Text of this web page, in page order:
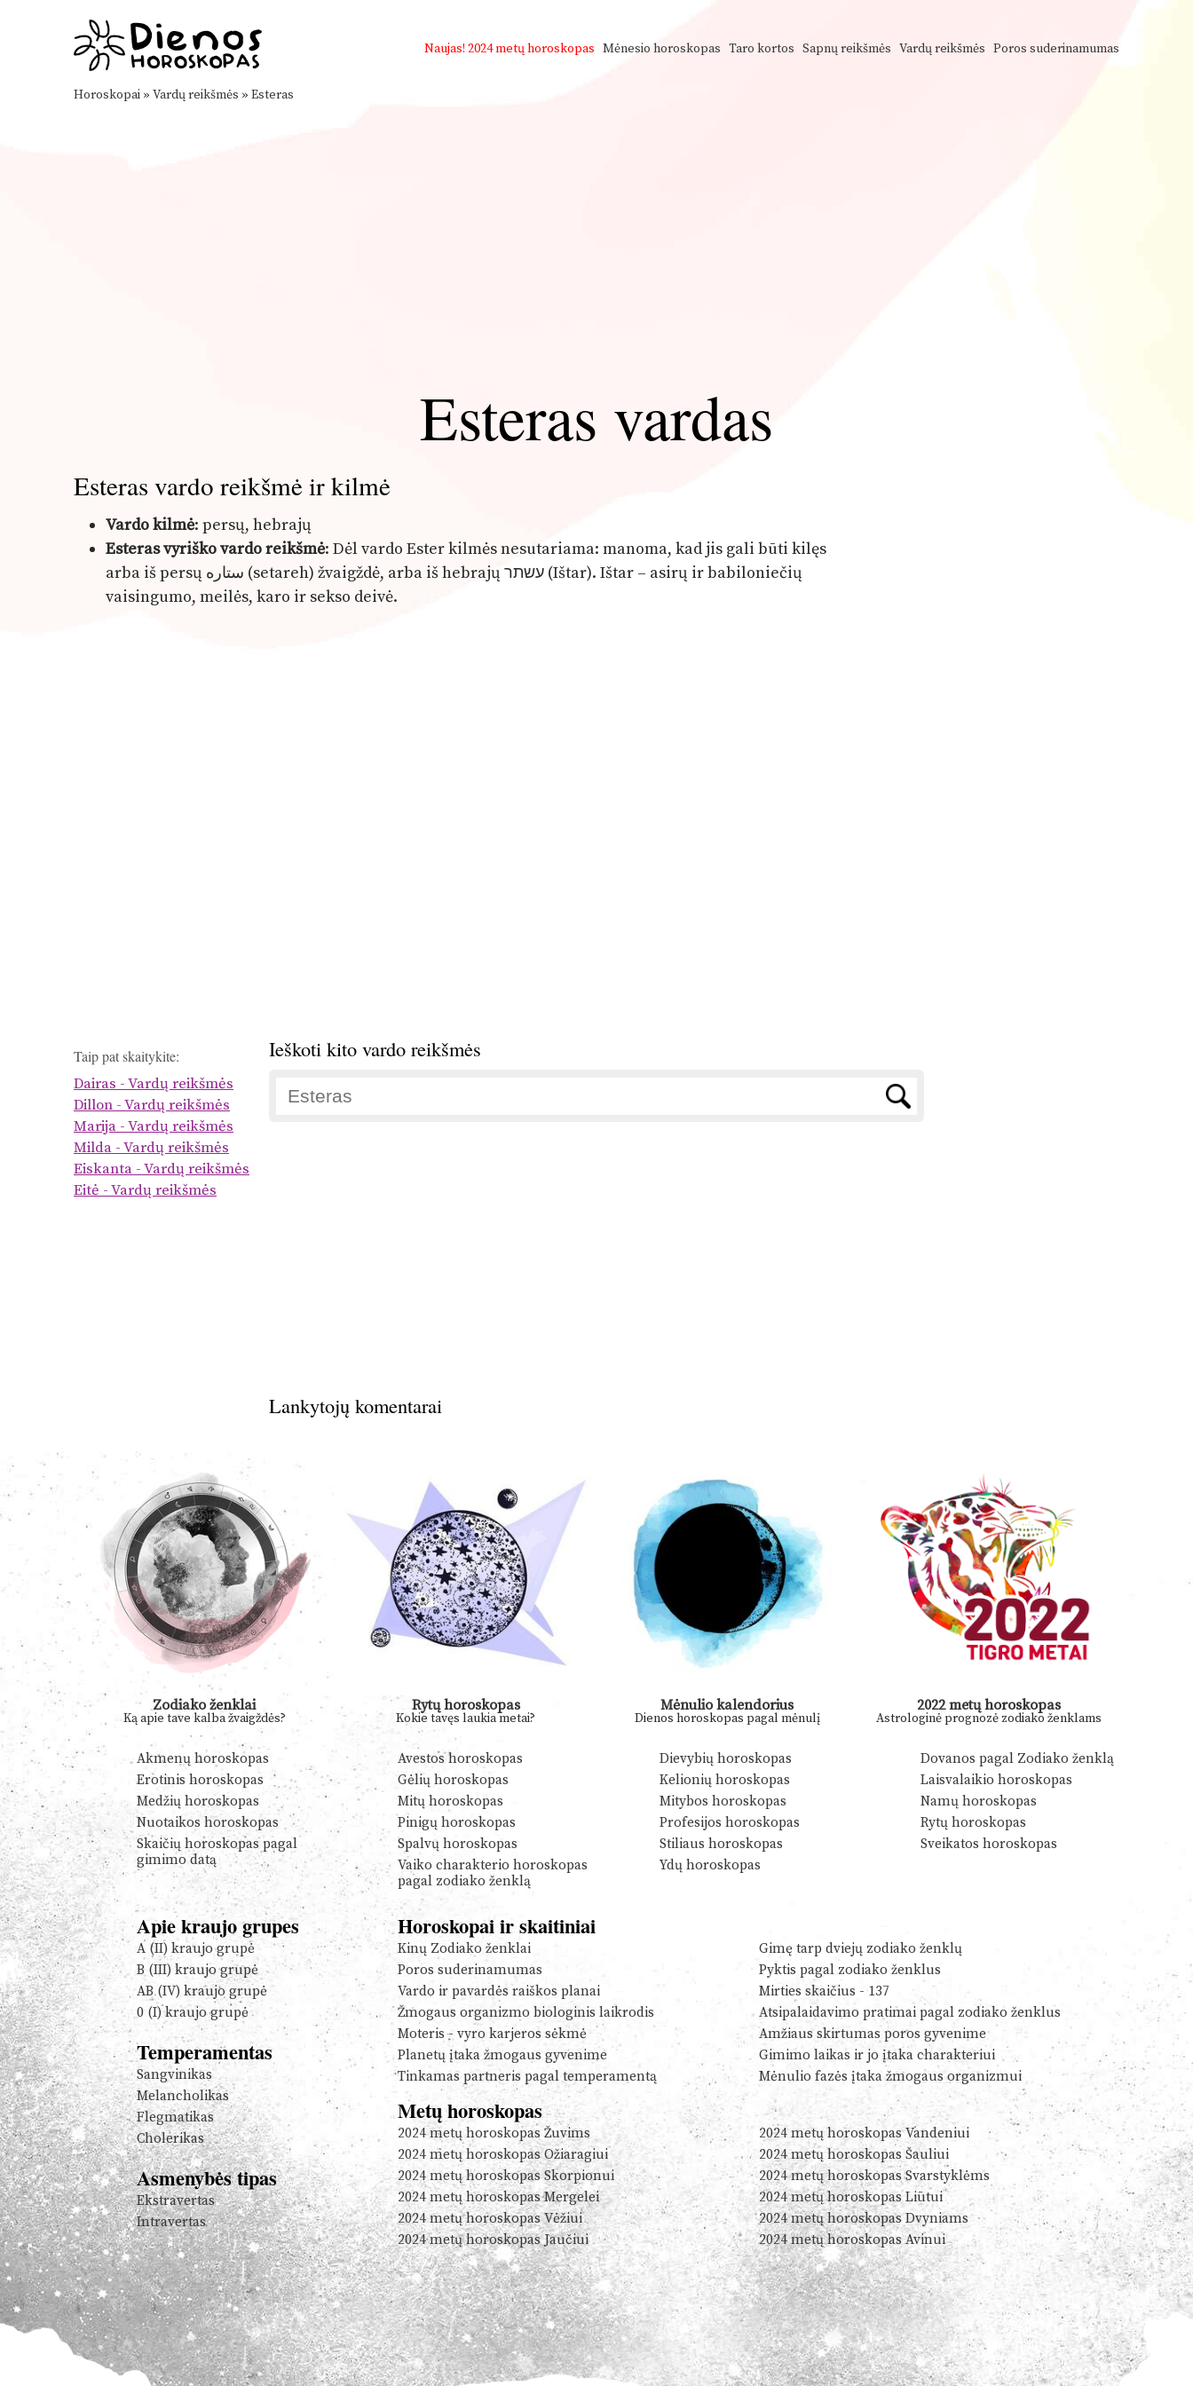
Naujas! 2024 metų horoskopas Mėnesio horoskopas Taro kortos Sapnų reikšmės Vardų reikšmės Poros suderinamumas
Horoskopai » Vardų reikšmės » Esteras
Esteras vardas
Esteras vardo reikšmė ir kilmė
Vardo kilmė: persų, hebrajų
Esteras vyriško vardo reikšmė: Dėl vardo Ester kilmės nesutariama: manoma, kad jis gali būti kilęs
arba iš persų ستاره (setareh) žvaigždė, arba iš hebrajų עשתר (Ištar). Ištar – asirų ir babiloniečių
vaisingumo, meilės, karo ir sekso deivė.
Taip pat skaitykite:
Dairas - Vardų reikšmės
Dillon - Vardų reikšmės
Marija - Vardų reikšmės
Milda - Vardų reikšmės
Eiskanta - Vardų reikšmės
Eitė - Vardų reikšmės
Ieškoti kito vardo reikšmės
Lankytojų komentarai
Zodiako ženklai
Ką apie tave kalba žvaigždės?
Rytų horoskopas
Kokie tavęs laukia metai?
Mėnulio kalendorius
Dienos horoskopas pagal mėnulį
2022 metų horoskopas
Astrologinė prognozė zodiako ženklams
Akmenų horoskopas Avestos horoskopas Dievybių horoskopas
Dovanos pagal Zodiako ženklą
Erotinis horoskopas
Gėlių horoskopas Kelionių horoskopas
Laisvalaikio horoskopas
Medžių horoskopas
Mitų horoskopas Mitybos horoskopas
Namų horoskopas
Nuotaikos horoskopas
Pinigų horoskopas Profesijos horoskopas
Rytų horoskopas
Skaičių horoskopas pagal
gimimo datą
Spalvų horoskopas Stiliaus horoskopas
Sveikatos horoskopas
Vaiko charakterio horoskopas
pagal zodiako ženklą
Ydų horoskopas
Apie kraujo grupes
A (II) kraujo grupė
B (III) kraujo grupė
AB (IV) kraujo grupė
0 (I) kraujo grupė
Temperamentas
Sangvinikas
Melancholikas
Flegmatikas
Cholerikas
Asmenybės tipas
Ekstravertas
Intravertas
Horoskopai ir skaitiniai
Kinų Zodiako ženklai
Gimę tarp dviejų zodiako ženklų
Poros suderinamumas
Pyktis pagal zodiako ženklus
Vardo ir pavardės raiškos planai
Mirties skaičius - 137
Žmogaus organizmo biologinis laikrodis
Atsipalaidavimo pratimai pagal zodiako ženklus
Moteris - vyro karjeros sėkmė
Amžiaus skirtumas poros gyvenime
Planetų įtaka žmogaus gyvenime
Gimimo laikas ir jo įtaka charakteriui
Tinkamas partneris pagal temperamentą
Mėnulio fazės įtaka žmogaus organizmui
Metų horoskopas
2024 metų horoskopas Žuvims
2024 metų horoskopas Vandeniui
2024 metų horoskopas Ožiaragiui
2024 metų horoskopas Šauliui
2024 metų horoskopas Skorpionui
2024 metų horoskopas Svarstyklėms
2024 metų horoskopas Mergelei
2024 metų horoskopas Liūtui
2024 metų horoskopas Vėžiui
2024 metų horoskopas Dvyniams
2024 metų horoskopas Jaučiui
2024 metų horoskopas Avinui